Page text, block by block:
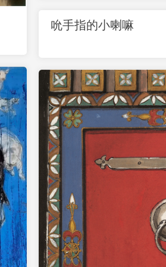
吮手指的小喇嘛